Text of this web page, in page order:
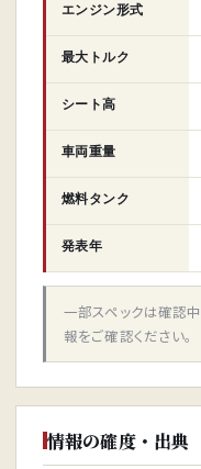
エンジン形式
最大トルク
シート高
車両重量
燃料タンク
発表年
一部スペックは確認
報をご確認ください。
情報の確度・出典